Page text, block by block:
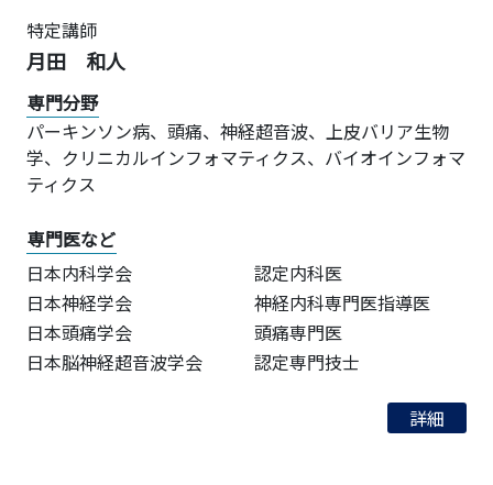
特定講師
月田 和人
専門分野
パーキンソン病、頭痛、神経超音波、上皮バリア生物
学、クリニカルインフォマティクス、バイオインフォマ
ティクス
専門医など
日本内科学会
認定内科医
日本神経学会
神経内科専門医指導医
日本頭痛学会
頭痛専門医
日本脳神経超音波学会
認定専門技士
詳細